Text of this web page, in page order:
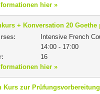
hier »
+ Konversation 20 Goethe
Intensive French
14:00 - 17:00
16
hier »
Kurs zur